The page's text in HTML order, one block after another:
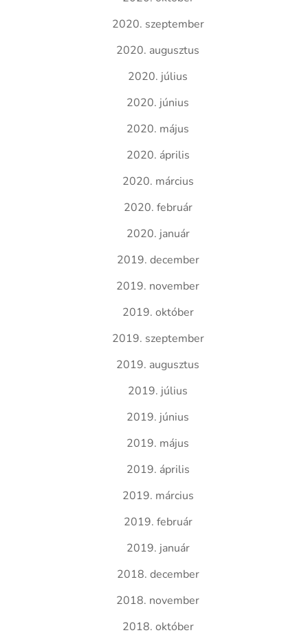
2020. szeptember
2020. augusztus
2020. július
2020. június
2020. május
2020. április
2020. március
2020. február
2020. január
2019. december
2019. november
2019. október
2019. szeptember
2019. augusztus
2019. július
2019. június
2019. május
2019. április
2019. március
2019. február
2019. január
2018. december
2018. november
2018. október